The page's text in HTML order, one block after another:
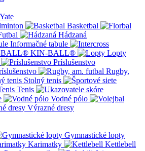
Yate
Basketbal
Hádzaná
Informačné tabule
KIN-BALL®
Lopty
Príslušenstvo
Rugby,
Stolný tenis
Tenis
Vodné pólo
Výrazné dresy
Gymnastické lopty
Karimatky
Kettlebell